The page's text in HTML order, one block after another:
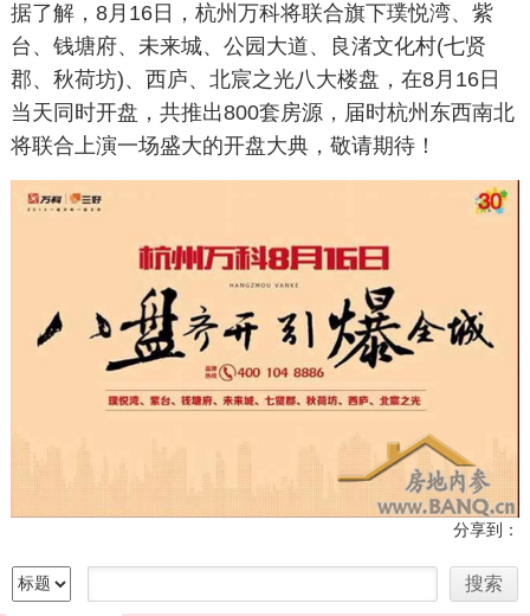
据了解，8月16日，杭州万科将联合旗下璞悦湾、紫
台、钱塘府、未来城、公园大道、良渚文化村(七贤
郡、秋荷坊)、西庐、北宸之光八大楼盘，在8月16日
当天同时开盘，共推出800套房源，届时杭州东西南北
将联合上演一场盛大的开盘大典，敬请期待！
分享到：